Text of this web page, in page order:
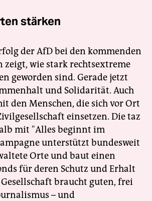
stärken
der AfD bei den kommenden
zeigt, wie stark rechtsextreme
geworden sind. Gerade jetzt
und Solidarität. Auch
den Menschen, die sich vor Ort
einsetzen. Die taz
mit "Alles beginnt im
unterstützt bundesweit
Orte und baut einen
für deren Schutz und Erhalt
braucht guten, frei
– und